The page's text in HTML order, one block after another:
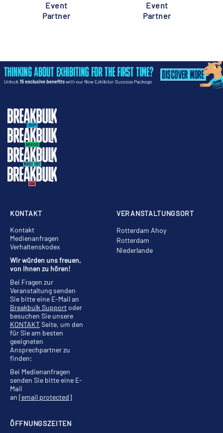
Event
Partner
Event
Partner
VERANSTALTUNGSORT
Rotterdam Ahoy
Rotterdam
Niederlande
ÖFFNUNGSZEITEN
KONTAKT
Kontakt
Medienanfragen
Verhaltenskodex
Wir würden uns freuen,
von Ihnen zu hören!
Bei Fragen zur
Veranstaltung senden
Sie bitte eine E-Mail an
Breakbulk Supportoder
besuchen Sie unsere
KONTAKTSeite, um den
für Sie am besten
geeigneten
Ansprechpartner zu
finden;
Bei Medienanfragen
senden Sie bitte eine E-
Mail
an [email protected]